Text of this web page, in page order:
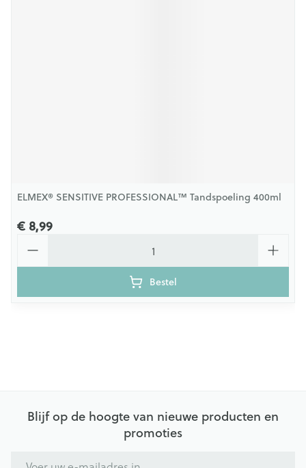
ELMEX® SENSITIVE PROFESSIONAL™ Tandspoeling 400ml
€ 8,99
Bestel
Blijf op de hoogte van nieuwe producten en
promoties